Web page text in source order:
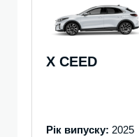
X CEED
Рік випуску: 2025